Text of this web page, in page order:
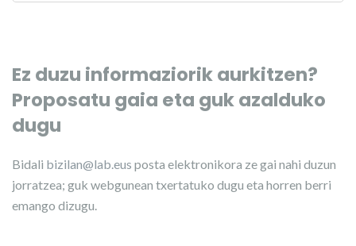
Ez duzu informaziorik aurkitzen?
Proposatu gaia eta guk azalduko
dugu
Bidali bizilan@lab.eus posta elektronikora ze gai nahi duzun
jorratzea; guk webgunean txertatuko dugu eta horren berri
emango dizugu.